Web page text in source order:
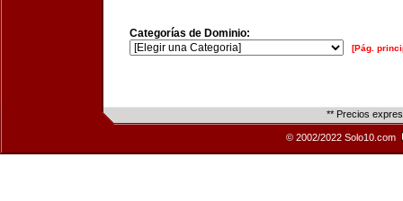
Categorías de Dominio:
[Pág.
** Precios
© 2002/2022 Solo10.com